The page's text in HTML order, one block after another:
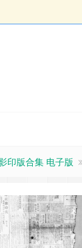
印版合集 电子版